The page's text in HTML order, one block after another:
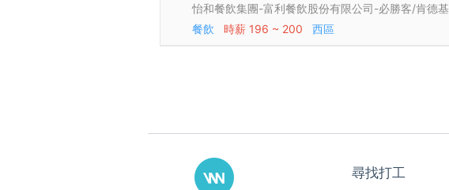
怡和餐飲集團-富利餐飲股份有限公司-必勝客/肯德基
餐飲
時薪 196 ~ 200 西區
尋找打工